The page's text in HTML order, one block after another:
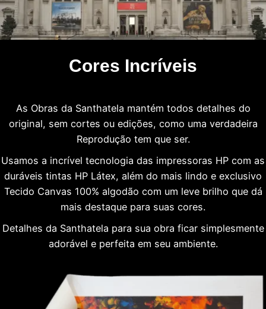
Cores Incríveis
As Obras da Santhatela mantém todos detalhes do
original, sem cortes ou edições, como uma verdadeira
Reprodução tem que ser.
Usamos a incrível tecnologia das impressoras HP com as
duráveis tintas HP Látex, além do mais lindo e exclusivo
Tecido Canvas 100% algodão com um leve brilho que dá
mais destaque para suas cores.
Detalhes da Santhatela para sua obra ficar simplesmente
adorável e perfeita em seu ambiente.